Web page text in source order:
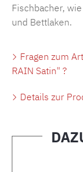
Fischbacher, wie
und Bettlaken.
Fragen zum
RAIN Satin" ?
Details zur